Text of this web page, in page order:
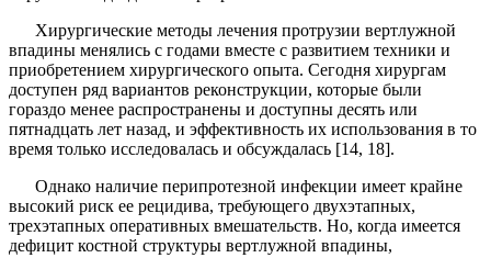
Хирургические методы лечения протрузии верт­лужной
впадины менялись с годами вместе с развити­ем техники и
приобретением хирургического опыта. Сегодня хирургам
доступен ряд вариантов реконструк­ции, которые были
гораздо менее распространены и доступны десять или
пятнадцать лет назад, и эффек­тивность их использования в то
время только исследо­валась и обсуждалась [14, 18].
Однако наличие перипротезной инфекции име­ет крайне
высокий риск ее рецидива, требующего двухэтапных,
трехэтапных оперативных вмеша­тельств. Но, когда имеется
дефицит костной струк­туры вертлужной впадины,